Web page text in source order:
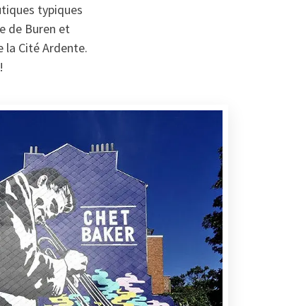
typiques
de Buren et
la Cité Ardente.